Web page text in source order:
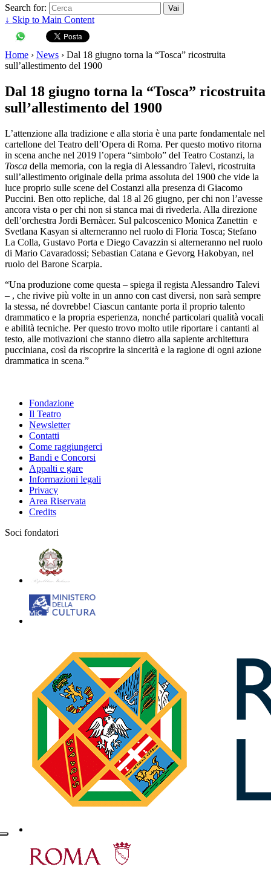
Search for:
↓ Skip to Main Content
Home › News › Dal 18 giugno torna la “Tosca” ricostruita
sull’allestimento del 1900
Dal 18 giugno torna la “Tosca” ricostruita
sull’allestimento del 1900
L’attenzione alla tradizione e alla storia è una parte fondamentale nel
cartellone del Teatro dell’Opera di Roma. Per questo motivo ritorna
in scena anche nel 2019 l’opera “simbolo” del Teatro Costanzi, la
Tosca della memoria, con la regia di Alessandro Talevi, ricostruita
sull’allestimento originale della prima assoluta del 1900 che vide la
luce proprio sulle scene del Costanzi alla presenza di Giacomo
Puccini. Ben otto repliche, dal 18 al 26 giugno, per chi non l’avesse
ancora vista o per chi non si stanca mai di rivederla. Alla direzione
dell’orchestra Jordi Bernàcer. Sul palcoscenico Monica Zanettin e
Svetlana Kasyan si alterneranno nel ruolo di Floria Tosca; Stefano
La Colla, Gustavo Porta e Diego Cavazzin si alterneranno nel ruolo
di Mario Cavaradossi; Sebastian Catana e Gevorg Hakobyan, nel
ruolo del Barone Scarpia.
“Una produzione come questa – spiega il regista Alessandro Talevi
– , che rivive più volte in un anno con cast diversi, non sarà sempre
la stessa, né dovrebbe! Ciascun cantante porta il proprio talento
drammatico e la propria esperienza, nonché particolari qualità vocali
e abilità tecniche. Per questo trovo molto utile riportare i cantanti al
testo, alle motivazioni che stanno dietro alla sapiente architettura
pucciniana, così da riscoprire la sincerità e la ragione di ogni azione
drammatica in scena.”
Fondazione
Il Teatro
Newsletter
Contatti
Come raggiungerci
Bandi e Concorsi
Appalti e gare
Informazioni legali
Privacy
Area Riservata
Credits
Soci fondatori